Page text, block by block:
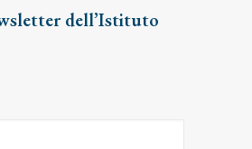
dell’Istituto